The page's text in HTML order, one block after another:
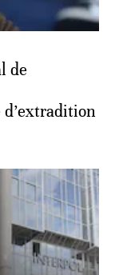
de
d’extradition